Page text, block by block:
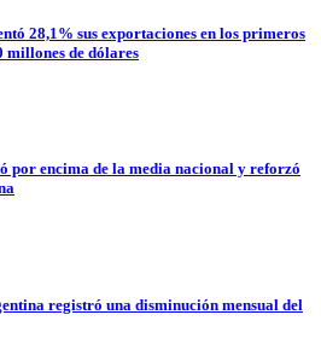
28,1% sus exportaciones en los primeros
millones de dólares
por encima de la media nacional y reforzó
registró una disminución mensual del